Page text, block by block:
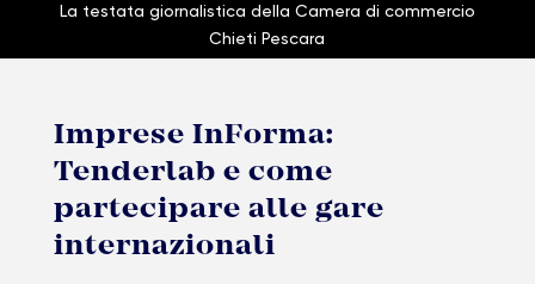
La testata giornalistica della Camera di commercio
Chieti Pescara
Imprese InForma:
Tenderlab e come
partecipare alle gare
internazionali